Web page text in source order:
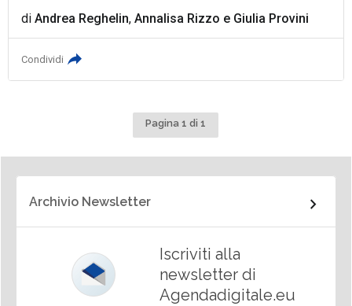
diAndrea Reghelin,Annalisa Rizzo e Giulia Provini
Condividi
Pagina 1 di 1
Archivio Newsletter
Iscriviti alla
newsletter di
Agendadigitale.eu